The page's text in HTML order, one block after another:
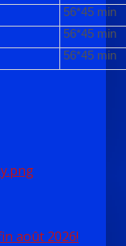
56*45 min
56*45 min
56*45 min
août 2026!